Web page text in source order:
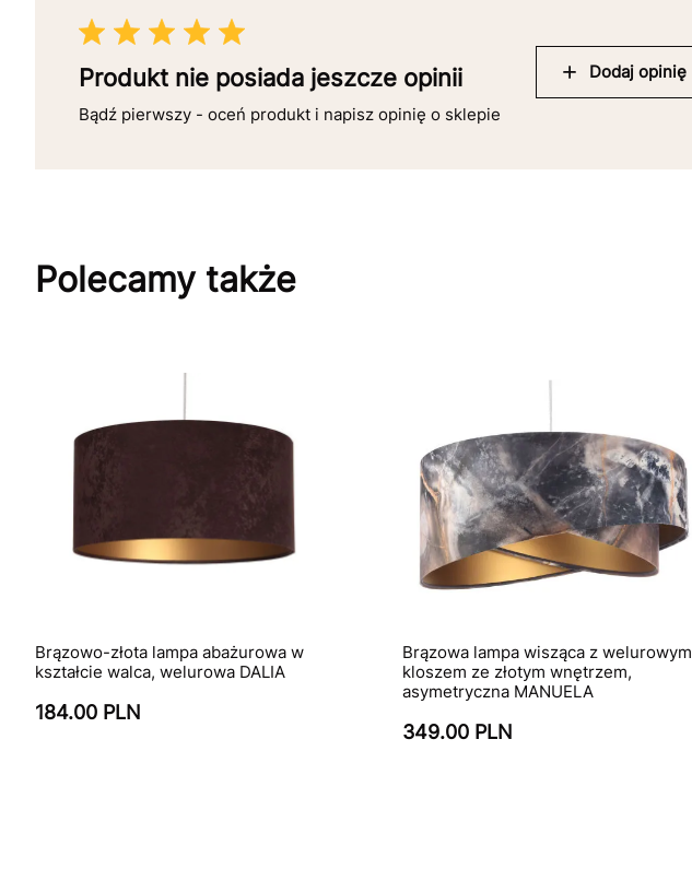
Produkt nie posiada jeszcze opinii
Bądź pierwszy - oceń produkt i napisz opinię o sklepie
Dodaj opinię
Polecamy także
Brązowo-złota lampa abażurowa w
kształcie walca, welurowa DALIA
184.00 PLN
Brązowa lampa wisząca z welurowym
kloszem ze złotym wnętrzem,
asymetryczna MANUELA
349.00 PLN